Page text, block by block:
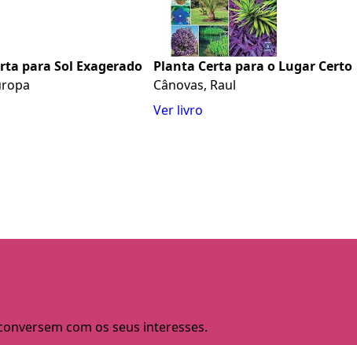
para Sol Exagerado
Planta Certa para o Lugar Certo
Cânovas, Raul
Ver livro
com os seus interesses.